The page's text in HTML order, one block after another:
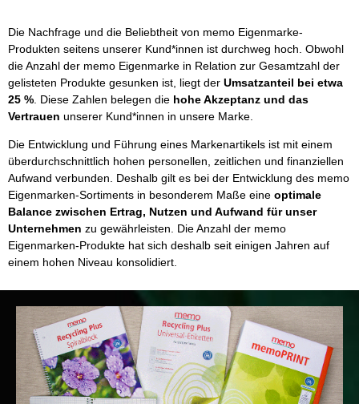
Die Nachfrage und die Beliebtheit von memo Eigenmarke-
Produkten seitens unserer Kund*innen ist durchweg hoch. Obwohl
die Anzahl der memo Eigenmarke in Relation zur Gesamtzahl der
gelisteten Produkte gesunken ist, liegt der Umsatzanteil bei etwa
25 % . Diese Zahlen belegen die hohe Akzeptanz und das
Vertrauen unserer Kund*innen in unsere Marke.
Die Entwicklung und Führung eines Markenartikels ist mit einem
überdurchschnittlich hohen personellen, zeitlichen und finanziellen
Aufwand verbunden. Deshalb gilt es bei der Entwicklung des memo
Eigenmarken-Sortiments in besonderem Maße eine optimale
Balance zwischen Ertrag, Nutzen und Aufwand für unser
Unternehmen zu gewährleisten. Die Anzahl der memo
Eigenmarken-Produkte hat sich deshalb seit einigen Jahren auf
einem hohen Niveau konsolidiert.